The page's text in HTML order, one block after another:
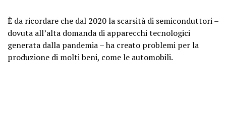
È da ricordare che dal 2020 la scarsità di semiconduttori –
dovuta all’alta domanda di apparecchi tecnologici
generata dalla pandemia – ha creato problemi per la
produzione di molti beni, come le automobili.